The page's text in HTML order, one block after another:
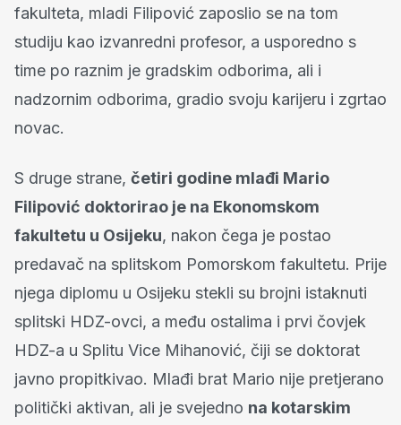
fakulteta, mladi Filipović zaposlio se na tom
studiju kao izvanredni profesor, a usporedno s
time po raznim je gradskim odborima, ali i
nadzornim odborima, gradio svoju karijeru i zgrtao
novac.
S druge strane, četiri godine mlađi Mario
Filipović doktorirao je na Ekonomskom
fakultetu u Osijeku, nakon čega je postao
predavač na splitskom Pomorskom fakultetu. Prije
njega diplomu u Osijeku stekli su brojni istaknuti
splitski HDZ-ovci, a među ostalima i prvi čovjek
HDZ-a u Splitu Vice Mihanović, čiji se doktorat
javno propitkivao. Mlađi brat Mario nije pretjerano
politički aktivan, ali je svejedno na kotarskim